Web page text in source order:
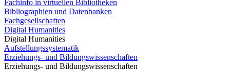
Fachinfo in virtuellen Bibliotheken
Bibliographien und Datenbanken
Fachgesellschaften
Digital Humanities
Digital Humanities
Aufstellungssystematik
Erziehungs- und Bildungswissenschaften
Erziehungs- und Bildungswissenschaften